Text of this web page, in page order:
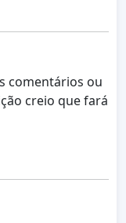
comentários ou
creio que fará